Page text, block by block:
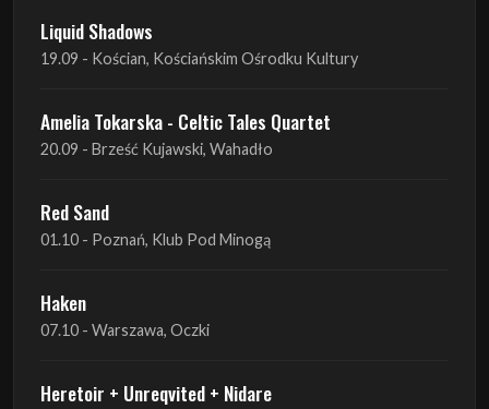
Liquid Shadows
19.09 - Kościan, Kościańskim Ośrodku Kultury
Amelia Tokarska - Celtic Tales Quartet
20.09 - Brześć Kujawski, Wahadło
Red Sand
01.10 - Poznań, Klub Pod Minogą
Haken
07.10 - Warszawa, Oczki
Heretoir + Unreqvited + Nidare